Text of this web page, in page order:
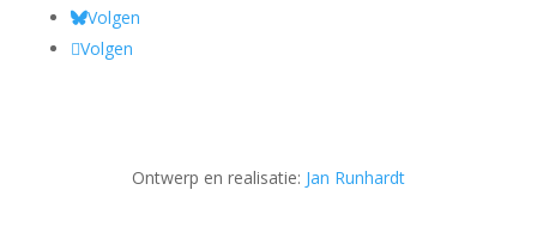
Volgen
Volgen
Ontwerp en realisatie: Jan Runhardt